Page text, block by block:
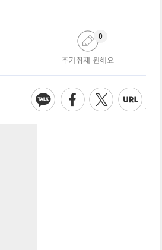
추가취재 원해요
0